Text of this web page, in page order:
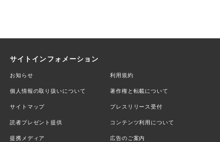
サイトインフォメーション
お知らせ 利用規約
個人情報の取り扱いについて 著作権と転載について
サイトマップ プレスリリース受付
読者プレゼント提供 コンテンツ利用について
提携メディア 広告のご案内